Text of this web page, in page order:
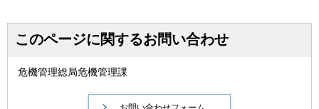
このページに関するお問い合わせ
危機管理総局危機管理課